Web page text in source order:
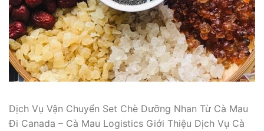
Dịch Vụ Vận Chuyển Set Chè Dưỡng Nhan Từ Cà Mau
Đi Canada – Cà Mau Logistics Giới Thiệu Dịch Vụ Cà